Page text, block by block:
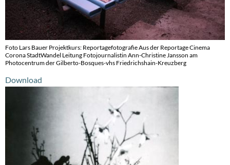
Foto Lars Bauer Projektkurs: Reportagefotografie Aus der Reportage Cinema
Corona StadtWandel Leitung Fotojournalistin Ann-Christine Jansson am
Photocentrum der Gilberto-Bosques-vhs Friedrichshain-Kreuzberg
Download